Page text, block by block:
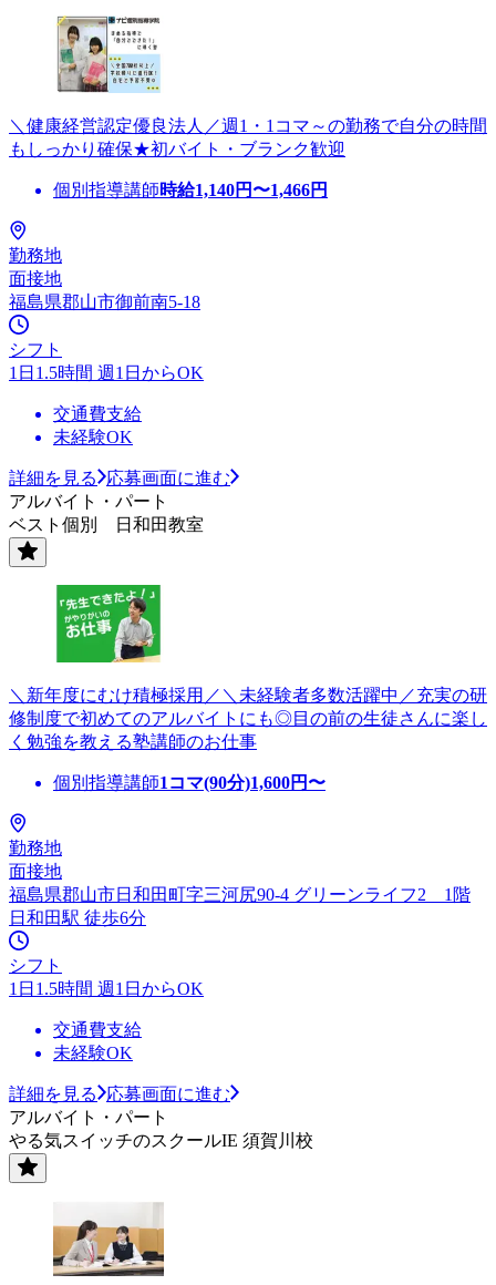
＼健康経営認定優良法人／週1・1コマ～の勤務で自分の時間
もしっかり確保★初バイト・ブランク歓迎
個別指導講師時給1,140円〜1,466円
勤務地
面接地
福島県郡山市御前南5-18
シフト
1日1.5時間 週1日からOK
交通費支給
未経験OK
詳細を見る
応募画面に進む
アルバイト・パート
ベスト個別 日和田教室
＼新年度にむけ積極採用／＼未経験者多数活躍中／充実の研
修制度で初めてのアルバイトにも◎目の前の生徒さんに楽し
く勉強を教える塾講師のお仕事
個別指導講師1コマ(90分)1,600円〜
勤務地
面接地
福島県郡山市日和田町字三河尻90-4 グリーンライフ2 1階
日和田駅 徒歩6分
シフト
1日1.5時間 週1日からOK
交通費支給
未経験OK
詳細を見る
応募画面に進む
アルバイト・パート
やる気スイッチのスクールIE 須賀川校